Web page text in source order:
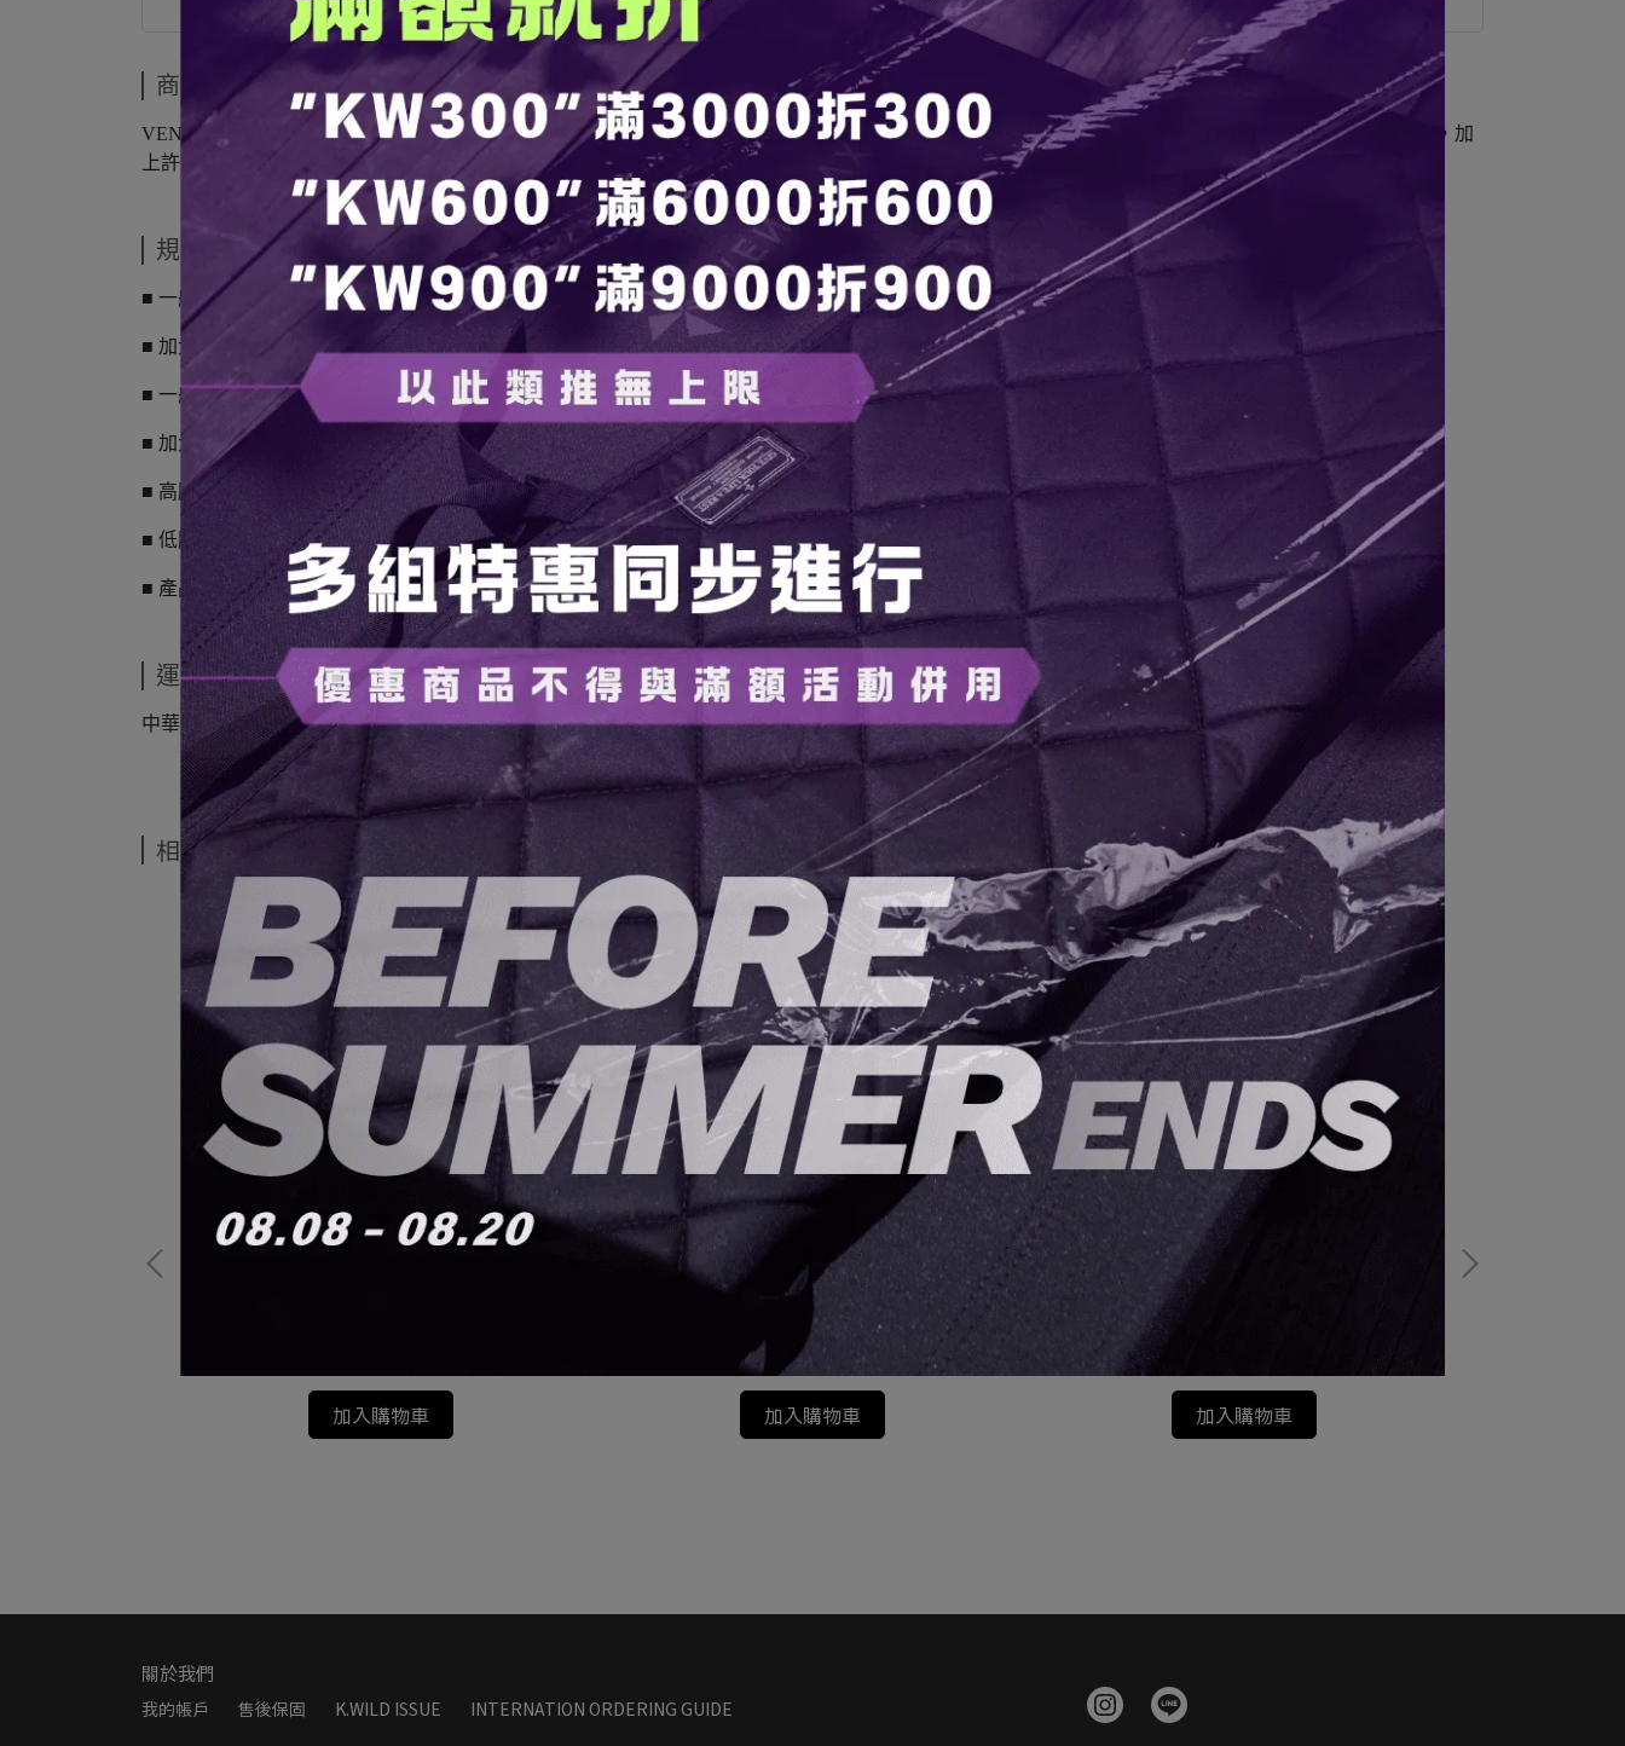
商品介紹 運送方式
商品介紹
VENTLAX 所推出的行軍床，以平價高質感帶來更好的露營體驗，精美的細節，超輕量設計重量僅3kg/4.1kg，鋁合金增高腳可高度調整。使用1000D面料，加
上許多戰術設計D型環和魔術貼，標誌從標準印刷版，變為繡標板。與普通600D行軍床不同，下沉更少，拉緊感更牢固。
規格說明
■ 一般版：垂直（大約）190 cm x 寬度（大約）67 cm
■ 加大版：垂直（大約）210 cm x 寬度（大約）82 cm
■ 一般版收納尺寸：垂直（約）56 厘米 x 寬（約 17 厘米）x 高（約 17 厘米）
■ 加大版收納尺寸：垂直（約）65 厘米 x 寬（約 20 厘米）x 高（約 20 厘米）
■ 高腳架使用高度（大約）37 cm
■ 低腳使用高度（大約）17 cm
■ 產品重量：一般版 3kg / 加大版 4.1kg
運送方式
中華郵政
相關商品
加入購物車
新品｜VENTLAX 雙面用行軍床保暖毯｜一般
版 / 加大版
NT$2,580
加入購物車
VENTLAX 黑化餐具組｜燕山條製｜不鏽鋼餐
加入購物車
關於我們
我的帳戶 售後保固 K.WILD ISSUE INTERNATION ORDERING GUIDE